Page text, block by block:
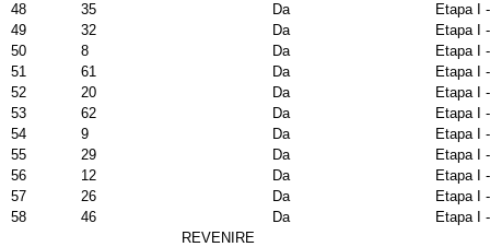
48
35 Da
Etapa I
49
32 Da
Etapa I
50
8 Da
Etapa I
51
61 Da
Etapa I
52
20 Da
Etapa I
53
62 Da
Etapa I
54
9 Da
Etapa I
55
29 Da
Etapa I
56
12 Da
Etapa I
57
26 Da
Etapa I
58
46 Da Etapa I
REVENIRE